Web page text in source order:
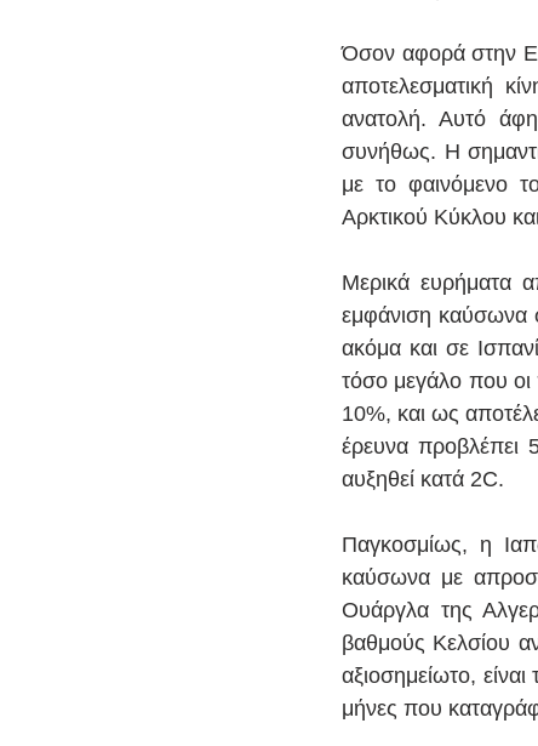
Όσον αφορά στην
αποτελεσματική
ανατολή. Αυτό
συνήθως. Η
με το φαινόμενο
Αρκτικού Κύκλου
Μερικά ευρήματα
εμφάνιση καύσωνα
ακόμα και σε
τόσο μεγάλο που οι
10%, και ως
έρευνα προβλέπει
αυξηθεί κατά 2C.
Παγκοσμίως, η
καύσωνα με
Ουάργλα της
βαθμούς Κελσίου
αξιοσημείωτο,
μήνες που